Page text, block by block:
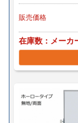
販売価格
在庫数 メーカ